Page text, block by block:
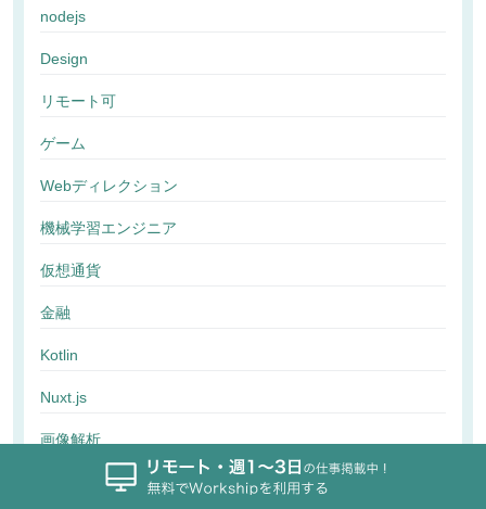
nodejs
Design
リモート可
ゲーム
Webディレクション
機械学習エンジニア
仮想通貨
金融
Kotlin
Nuxt.js
画像解析